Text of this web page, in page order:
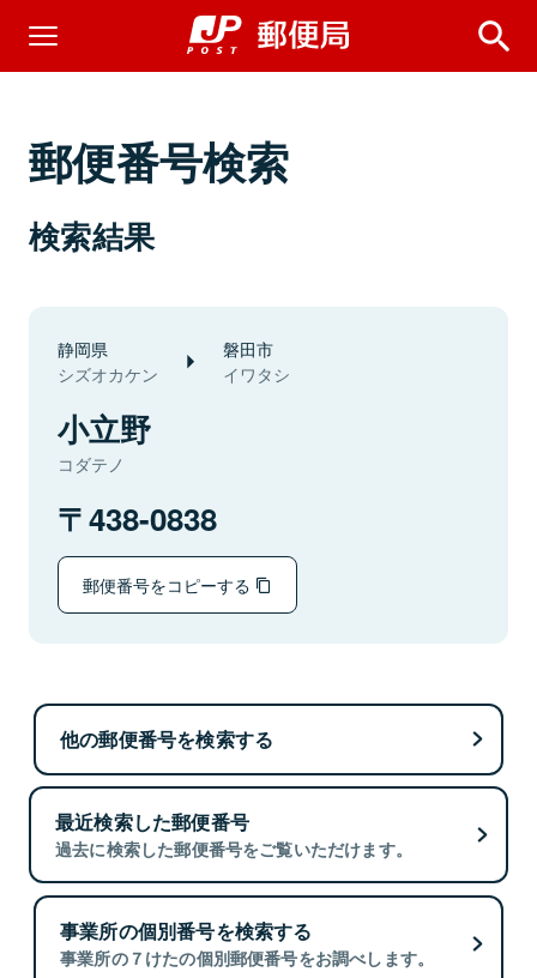
郵便番号検索
検索結果
静岡県
シズオカケン
磐田市
イワタシ
小立野
コダテノ
438-0838
郵便番号をコピーする
他の郵便番号を検索する
最近検索した郵便番号
過去に検索した郵便番号をご覧いただけます。
事業所の個別番号を検索する
事業所の７けたの個別郵便番号をお調べします。